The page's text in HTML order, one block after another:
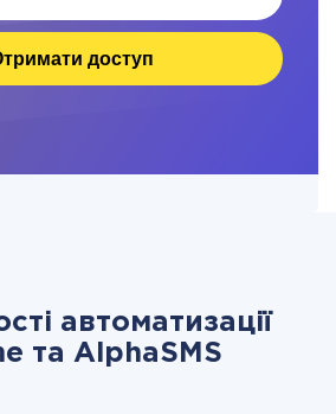
доступ
автоматизації
та AlphaSMS